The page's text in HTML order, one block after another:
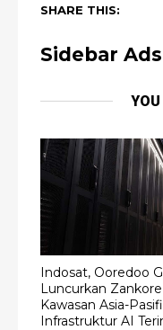
SHARE THIS:
Sidebar Ads
Indosat, Ooredoo
Luncurkan
Kawasan Asia-
Infrastruktur AI